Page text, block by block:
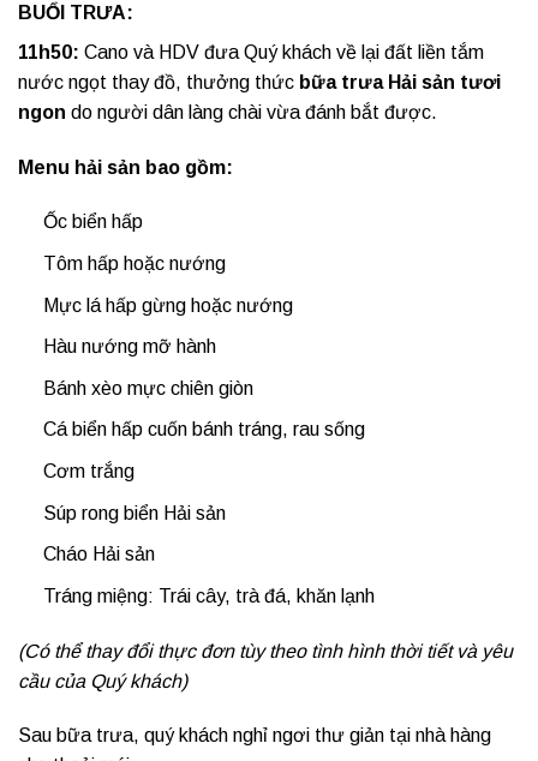
BUỔI TRƯA:
11h50: Cano và HDV đưa Quý khách về lại đất liền tắm
nước ngọt thay đồ, thưởng thức bữa trưa Hải sản tươi
ngon do người dân làng chài vừa đánh bắt được.
Menu hải sản bao gồm:
Ốc biển hấp
Tôm hấp hoặc nướng
Mực lá hấp gừng hoặc nướng
Hàu nướng mỡ hành
Bánh xèo mực chiên giòn
Cá biển hấp cuốn bánh tráng, rau sống
Cơm trắng
Súp rong biển Hải sản
Cháo Hải sản
Tráng miệng: Trái cây, trà đá, khăn lạnh
(Có thể thay đổi thực đơn tùy theo tình hình thời tiết và yêu
cầu của Quý khách)
Sau bữa trưa, quý khách nghỉ ngơi thư giản tại nhà hàng